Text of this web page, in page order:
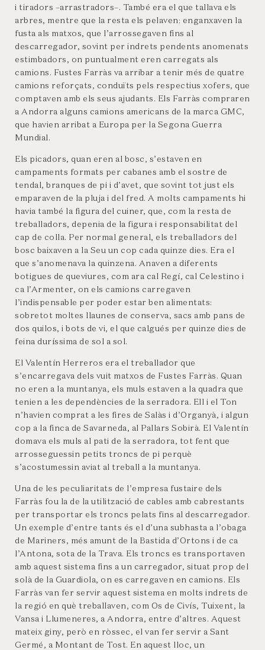
i tiradors –arrastradors–. També era el que tallava els
arbres, mentre que la resta els pelaven; enganxaven la
fusta als matxos, que l’arrossegaven fins al
descarregador, sovint per indrets pendents anomenats
estimbadors, on puntualment eren carregats als
camions. Fustes Farràs va arribar a tenir més de quatre
camions reforçats, conduïts pels respectius xofers, que
comptaven amb els seus ajudants. Els Farràs compraren
a Andorra alguns camions americans de la marca GMC,
que havien arribat a Europa per la Segona Guerra
Mundial.
Els picadors, quan eren al bosc, s’estaven en
campaments formats per cabanes amb el sostre de
tendal, branques de pi i d’avet, que sovint tot just els
emparaven de la pluja i del fred. A molts campaments hi
havia també la figura del cuiner, que, com la resta de
treballadors, depenia de la figura i responsabilitat del
cap de colla. Per normal general, els treballadors del
bosc baixaven a la Seu un cop cada quinze dies. Era el
que s’anomenava la quinzena. Anaven a diferents
botigues de queviures, com ara cal Regí, cal Celestino i
ca l’Armenter, on els camions carregaven
l’indispensable per poder estar ben alimentats:
sobretot moltes llaunes de conserva, sacs amb pans de
dos quilos, i bots de vi, el que calgués per quinze dies de
feina duríssima de sol a sol.
El Valentín Herreros era el treballador que
s’encarregava dels vuit matxos de Fustes Farràs. Quan
no eren a la muntanya, els muls estaven a la quadra que
tenien a les dependències de la serradora. Ell i el Ton
n’havien comprat a les fires de Salàs i d’Organyà, i algun
cop a la finca de Savarneda, al Pallars Sobirà. El Valentín
domava els muls al pati de la serradora, tot fent que
arrosseguessin petits troncs de pi perquè
s’acostumessin aviat al treball a la muntanya.
Una de les peculiaritats de l’empresa fustaire dels
Farràs fou la de la utilització de cables amb cabrestants
per transportar els troncs pelats fins al descarregador.
Un exemple d’entre tants és el d’una subhasta a l’obaga
de Mariners, més amunt de la Bastida d’Ortons i de ca
l’Antona, sota de la Trava. Els troncs es transportaven
amb aquest sistema fins a un carregador, situat prop del
solà de la Guardiola, on es carregaven en camions. Els
Farràs van fer servir aquest sistema en molts indrets de
la regió en què treballaven, com Os de Civís, Tuixent, la
Vansa i Llumeneres, a Andorra, entre d’altres. Aquest
mateix giny, però en ròssec, el van fer servir a Sant
Germé, a Montant de Tost. En aquest lloc, un